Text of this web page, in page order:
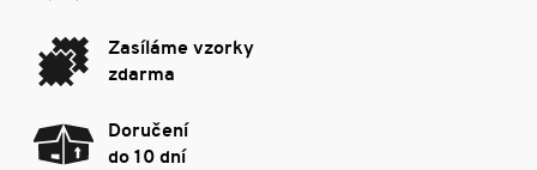
Zasíláme vzorky
zdarma
Doručení
do 10 dní